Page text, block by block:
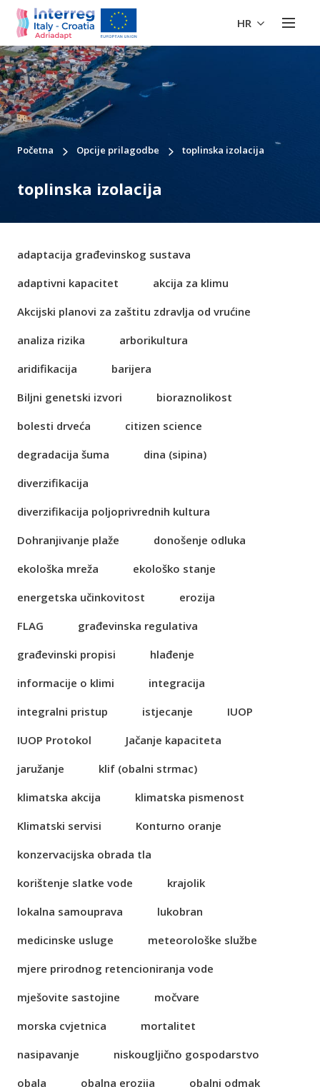
HR
Početna Opcije prilagodbe toplinska izolacija
toplinska izolacija
adaptacija građevinskog sustava
adaptivni kapacitet
akcija za klimu
Akcijski planovi za zaštitu zdravlja od vrućine
analiza rizika
arborikultura
aridifikacija
barijera
Biljni genetski izvori
bioraznolikost
bolesti drveća
citizen science
degradacija šuma
dina (sipina)
diverzifikacija
diverzifikacija poljoprivrednih kultura
Dohranjivanje plaže
donošenje odluka
ekološka mreža
ekološko stanje
energetska učinkovitost
erozija
FLAG
građevinska regulativa
građevinski propisi
hlađenje
informacije o klimi
integracija
integralni pristup
istjecanje
IUOP
IUOP Protokol
Jačanje kapaciteta
jaružanje
klif (obalni strmac)
klimatska akcija
klimatska pismenost
Klimatski servisi
Konturno oranje
konzervacijska obrada tla
korištenje slatke vode
krajolik
lokalna samouprava
lukobran
medicinske usluge
meteorološke službe
mjere prirodnog retencioniranja vode
mješovite sastojine
močvare
morska cvjetnica
mortalitet
nasipavanje
niskougljično gospodarstvo
obala
obalna erozija
obalni odmak